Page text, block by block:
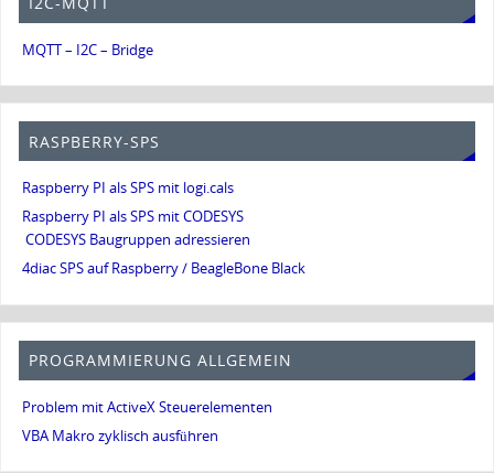
MQTT – I2C – Bridge
RASPBERRY-SPS
Raspberry PI als SPS mit logi.cals
Raspberry PI als SPS mit CODESYS
CODESYS Baugruppen adressieren
4diac SPS auf Raspberry / BeagleBone Black
PROGRAMMIERUNG ALLGEMEIN
Problem mit ActiveX Steuerelementen
VBA Makro zyklisch ausführen